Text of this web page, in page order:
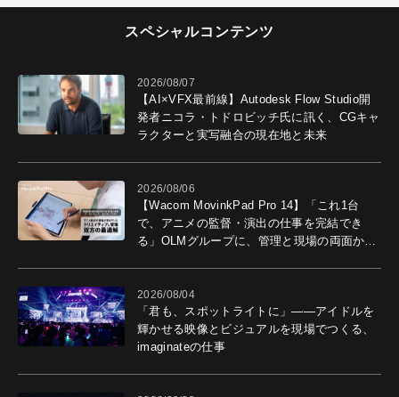
スペシャルコンテンツ
2026/08/07
【AI×VFX最前線】Autodesk Flow Studio開
発者ニコラ・トドロビッチ氏に訊く、CGキャ
ラクターと実写融合の現在地と未来
2026/08/06
【Wacom MovinkPad Pro 14】「これ1台
で、アニメの監督・演出の仕事を完結でき
る」OLMグループに、管理と現場の両面から
2026/08/04
「君も、スポットライトに」――アイドルを
輝かせる映像とビジュアルを現場でつくる、
imaginateの仕事